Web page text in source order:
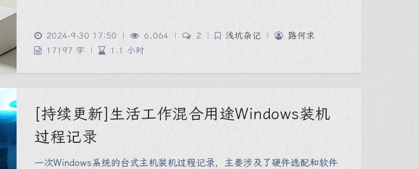
2024-9-30 17:50 | 6,064 | 2 | 浅坑杂记 |
路何求
17197 字
| 1.1 小时
[持续更新]生活工作混合用途Windows装机
过程记录
一次Windows系统的台式主机装机过程记录，主要涉及了硬件选配和软件